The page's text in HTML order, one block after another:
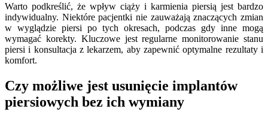
Warto podkreślić, że wpływ ciąży i karmienia piersią jest bardzo
indywidualny. Niektóre pacjentki nie zauważają znaczących zmian
w wyglądzie piersi po tych okresach, podczas gdy inne mogą
wymagać korekty. Kluczowe jest regularne monitorowanie stanu
piersi i konsultacja z lekarzem, aby zapewnić optymalne rezultaty i
komfort.
Czy możliwe jest usunięcie implantów
piersiowych bez ich wymiany